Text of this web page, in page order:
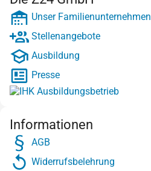
Unser Familienunternehmen
Stellenangebote
Ausbildung
Presse
Informationen
AGB
Widerrufsbelehrung